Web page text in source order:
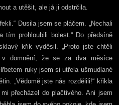
a utěšit, ale já ji odstrčila.
Dusila jsem se pláčem. „Nechali
prohloubili bolest.“ Do předsíně
křik vyděsil. „Proto jste chtěli
v domnění, že se za dva měsíce
ruky jsem si utřela ušmudlané
„Vědomě jste nás rozdělili!“ křikla
přecházel do plačtivého. Ani jsem